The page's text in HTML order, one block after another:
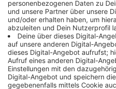
Turmbläserkonzert am
Familien angelockt. Das
ist aber hinter den
Der Einzelhandelsverband
deutlichen Rückgang der
zu vor Nikolaus. Wegen der
Lage und der Inflation seien